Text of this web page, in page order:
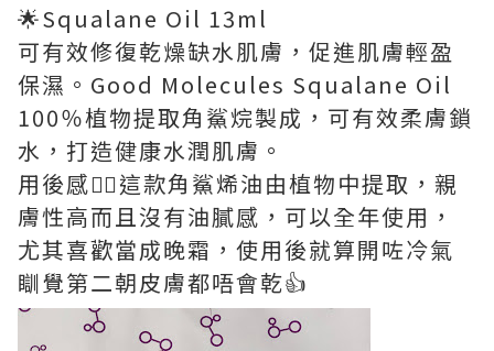
🌟Squalane Oil 13ml
可有效修復乾燥缺水肌膚，促進肌膚輕盈
保濕。Good Molecules Squalane Oil
100％植物提取角鯊烷製成，可有效柔膚鎖
水，打造健康水潤肌膚。
用後感👉🏻這款角鯊烯油由植物中提取，親
膚性高而且沒有油膩感，可以全年使用，
尤其喜歡當成晚霜，使用後就算開咗冷氣
瞓覺第二朝皮膚都唔會乾👍